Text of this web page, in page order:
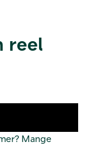
reel
Mange